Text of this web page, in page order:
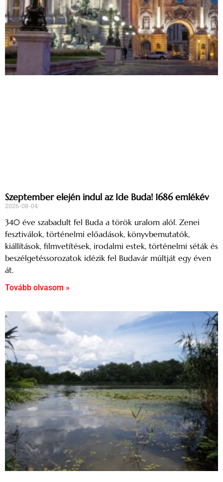
Szeptember elején indul az Ide Buda! 1686 emlékév
2026-08-04
340 éve szabadult fel Buda a török uralom alól. Zenei
fesztiválok, történelmi előadások, könyvbemutatók,
kiállítások, filmvetítések, irodalmi estek, történelmi séták és
beszélgetéssorozatok idézik fel Budavár múltját egy éven
át.
Tovább olvasom »